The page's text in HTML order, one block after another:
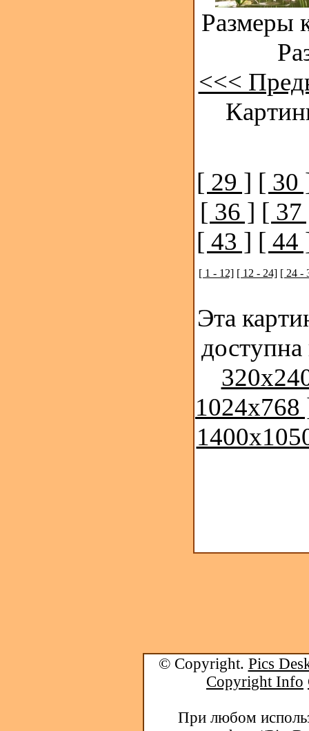
Размеры
<<<
[ 29 ] [ 30
[ 36 ] [ 37
[ 43 ] [ 44
[ 1 - 12] [ 12 - 24] [ 24 -
Эта
1024x768
© Copyright. Pics
Copyright Info
При любом